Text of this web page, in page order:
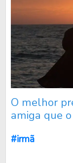
O melhor
amiga que
#irmã